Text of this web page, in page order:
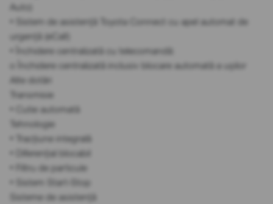
Auto)
• Sistem de asistență Toyota Connect cu apel automat de
urgență (eCall)
• Închidere centralizată cu telecomandă:
o Închidere centralizată inclusiv blocare automată a ușilor
Alte dotări
Transmisie
• Cutie automată
Tehnologie
• Tracțiune integrală
• Diferențial blocabil
• Filtru de particule
• Sistem Start-Stop
Sisteme de asistență